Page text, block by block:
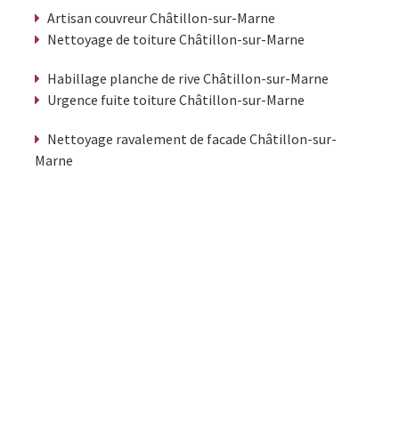
Artisan couvreur Châtillon-sur-Marne
Nettoyage de toiture Châtillon-sur-Marne
Habillage planche de rive Châtillon-sur-Marne
Urgence fuite toiture Châtillon-sur-Marne
Nettoyage ravalement de facade Châtillon-sur-
Marne